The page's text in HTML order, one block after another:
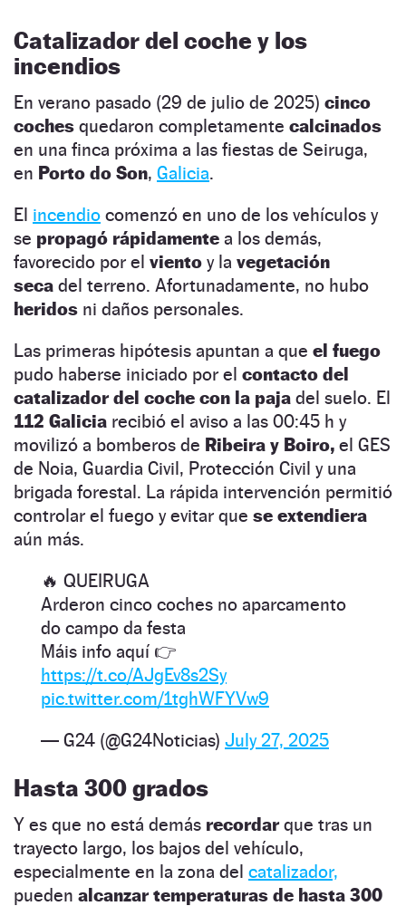
Catalizador del coche y los
incendios
En verano pasado (29 de julio de 2025) cinco
coches quedaron completamente calcinados
en una finca próxima a las fiestas de Seiruga,
en Porto do Son, Galicia.
El incendio comenzó en uno de los vehículos y
se propagó rápidamente a los demás,
favorecido por el viento y la vegetación
seca del terreno. Afortunadamente, no hubo
heridos ni daños personales.
Las primeras hipótesis apuntan a que el fuego
pudo haberse iniciado por el contacto del
catalizador del coche con la paja del suelo. El
112 Galicia recibió el aviso a las 00:45 h y
movilizó a bomberos de Ribeira y Boiro, el GES
de Noia, Guardia Civil, Protección Civil y una
brigada forestal. La rápida intervención permitió
controlar el fuego y evitar que se extendiera
aún más.
🔥 QUEIRUGA
Arderon cinco coches no aparcamento
do campo da festa
Máis info aquí 👉
https://t.co/AJgEv8s2Sy
pic.twitter.com/1tghWFYVw9
— G24 (@G24Noticias) July 27, 2025
Hasta 300 grados
Y es que no está demás recordarque tras un
trayecto largo, los bajos del vehículo,
especialmente en la zona del catalizador,
pueden alcanzar temperaturas de hasta 300